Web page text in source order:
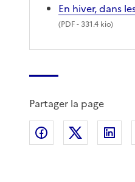
En hiver, dans
(PDF- 331.4 kio)
Partager la page
Partager surPartager